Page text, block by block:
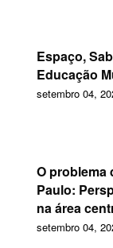
Espaço,
Educação
setembro 04,
O problema
Paulo:
na área
setembro 04,